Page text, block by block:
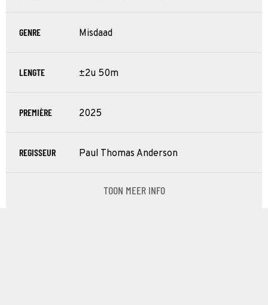
GENRE Misdaad
LENGTE ±2u 50m
PREMIÈRE 2025
REGISSEUR Paul Thomas Anderson
TOON MEER INFO